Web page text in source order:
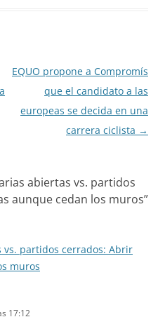
EQUO propone a Compromís
que el candidato a las
europeas se decida en una
carrera ciclista →
abiertas vs. partidos
aunque cedan los muros”
vs. partidos cerrados: Abrir
muros
17:12